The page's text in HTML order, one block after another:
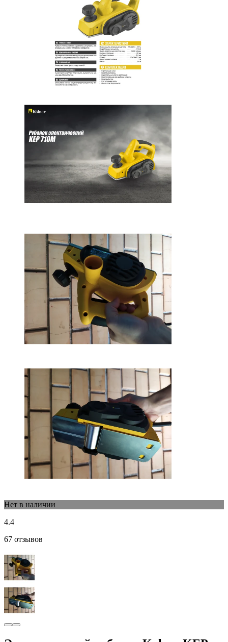
Нет в наличии
4.4
67 отзывов